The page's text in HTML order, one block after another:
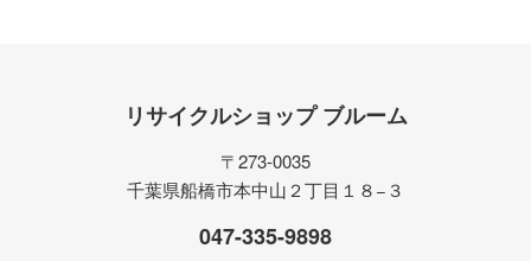
リサイクルショップ ブルーム
〒273-0035
千葉県船橋市本中山２丁目１８−３
047-335-9898